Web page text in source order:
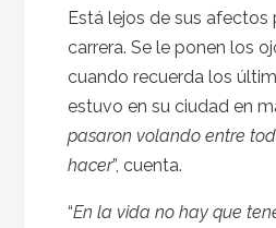
Está lejos de sus
carrera. Se le ponen los
cuando recuerda los
estuvo en su ciudad en
pasaron volando entre
hacer”, cuenta.
“En la vida no hay que